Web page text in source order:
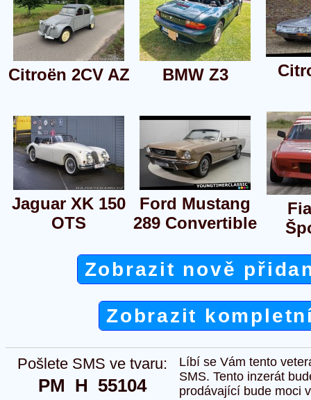
Citroën 2CV AZ BMW Z3
Jaguar XK 150
OTS
Ford Mustang
289 Convertible
Zobrazit nově
Zobrazit
Pošlete SMS ve tvaru:
PM  H  55104
Líbí se Vám tento
SMS. Tento inzerát
prodávající bude moci